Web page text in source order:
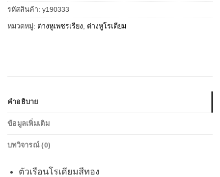
รหัสสินค้า: y190333
หมวดหมู่: ต่างหูเพชรเรียง ต่างหูโรเดียม
คำอธิบาย
ข้อมูลเพิ่มเติม
บทวิจารณ์ (0)
ตัวเรือนโรเดียมสีทอง